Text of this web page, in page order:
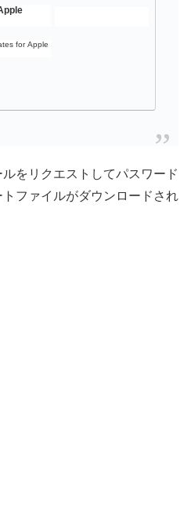
for Apple
をリクエストしてパスワード
ファイルがダウンロードされ